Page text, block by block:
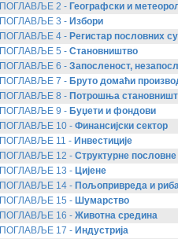
ПОГЛАВЉЕ 2 - Географски и
ПОГЛАВЉЕ 3 - Избори
ПОГЛАВЉЕ 4 - Регистар пословних
ПОГЛАВЉЕ 5 - Становништво
ПОГЛАВЉЕ 6 - Запосленост,
ПОГЛАВЉЕ 7 - Бруто домаћи
ПОГЛАВЉЕ 8 - Потрошња
ПОГЛАВЉЕ 9 - Буџети и фондови
ПОГЛАВЉЕ 10 - Финансијски сектор
ПОГЛАВЉЕ 11 - Инвестиције
ПОГЛАВЉЕ 12 - Структурне пословне
ПОГЛАВЉЕ 13 - Цијене
ПОГЛАВЉЕ 14 - Пољопривреда и
ПОГЛАВЉЕ 15 - Шумарство
ПОГЛАВЉЕ 16 - Животна средина
ПОГЛАВЉЕ 17 - Индустрија